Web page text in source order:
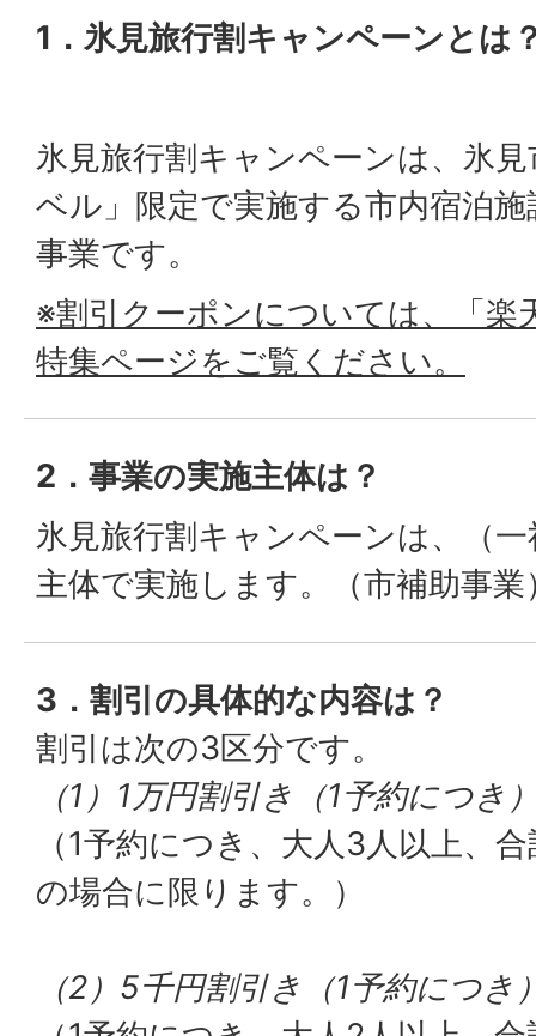
1．氷見旅行割キャンペーンとは
氷見旅行割キャンペーンは、氷
ベル」限定で実施する市内宿泊
事業です。
※割引クーポンについては、「楽
特集ページをご覧ください。
2．事業の実施主体は？
氷見旅行割キャンペーンは、（
主体で実施します。（市補助事業
3．割引の具体的な内容は？
割引は次の3区分です。
（1）1万円割引き（1予約につき
（1予約につき、大人3人以上、
の場合に限ります。）
（2）5千円割引き（1予約につき